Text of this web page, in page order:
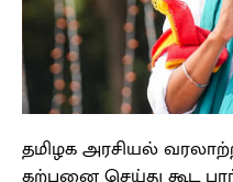
தமிழக அரசியல்